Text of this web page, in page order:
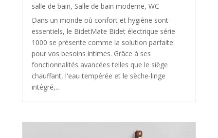
salle de bain, Salle de bain moderne, WC
Dans un monde où confort et hygiène sont
essentiels, le BidetMate Bidet électrique série
1000 se présente comme la solution parfaite
pour vos besoins intimes. Grâce à ses
fonctionnalités avancées telles que le siège
chauffant, l'eau tempérée et le sèche-linge
intégré,...